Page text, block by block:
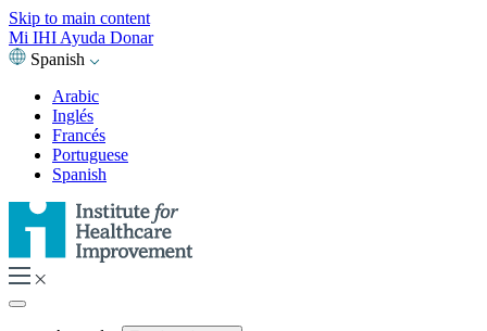
Skip to main content
Mi IHI Ayuda Donar
Spanish
Arabic
Inglés
Francés
Portuguese
Spanish